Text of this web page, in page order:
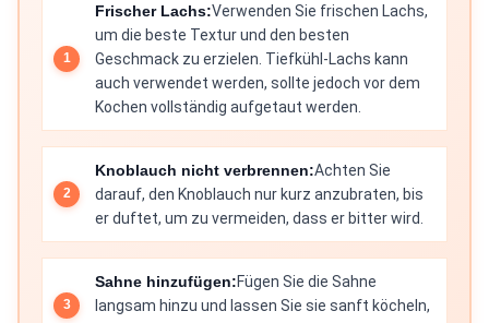
Frischer Lachs:Verwenden Sie frischen Lachs,
um die beste Textur und den besten
Geschmack zu erzielen. Tiefkühl-Lachs kann
auch verwendet werden, sollte jedoch vor dem
Kochen vollständig aufgetaut werden.
Knoblauch nicht verbrennen:Achten Sie
darauf, den Knoblauch nur kurz anzubraten, bis
er duftet, um zu vermeiden, dass er bitter wird.
Sahne hinzufügen:Fügen Sie die Sahne
langsam hinzu und lassen Sie sie sanft köcheln,